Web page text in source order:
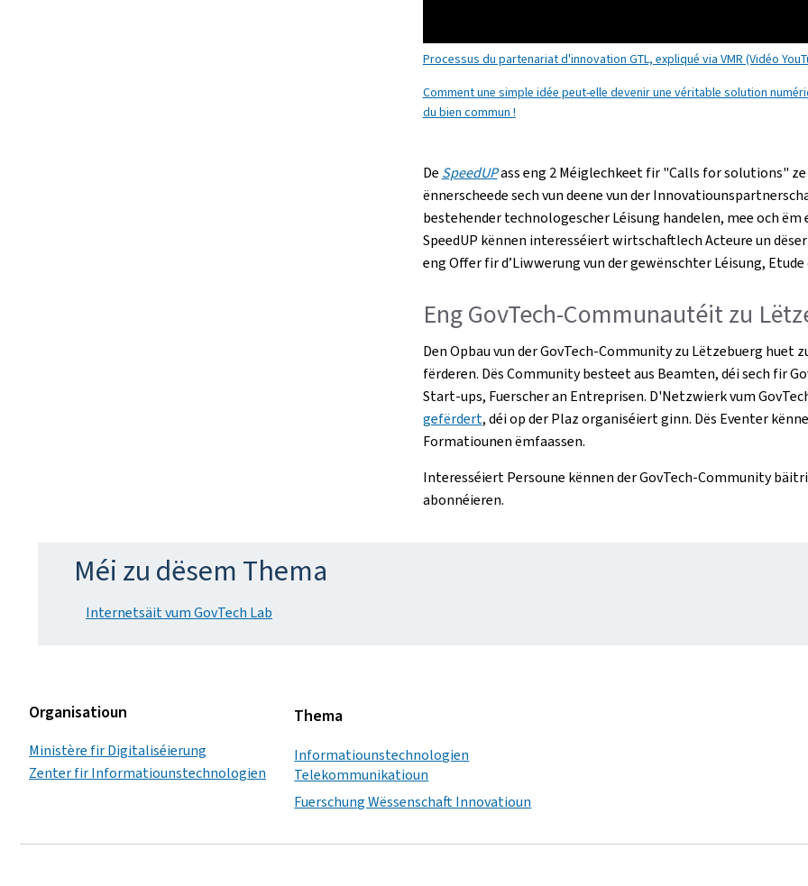
Processus du partenariat d'innovation GTL, expliqué via VMR (Vidéo
Comment une simple idée peut-elle devenir une véritable solution
du bien commun !
De SpeedUPass eng 2 Méiglechkeet fir "Calls for solutions" ze
ënnerscheede sech vun deene vun der
bestehender technologescher Léisung handelen, mee och
SpeedUP kënnen interesséiert wirtschaftlech Acteure un
eng Offer fir d’Liwwerung vun der gewënschter Léisung,
Eng GovTech-Communautéit zu
Den Opbau vun der GovTech-Community zu Lëtzebuerg
fërderen. Dës Community besteet aus Beamten, déi sech fir
Start-ups, Fuerscher an Entreprisen. D'Netzwierk vum
gefërdert, déi op der Plaz organiséiert ginn. Dës Eventer
Formatiounen ëmfaassen.
Interesséiert Persoune kënnen der GovTech-Community
abonnéieren.
Méi zu dësem Thema
Internetsäit vum GovTech Lab
Organisatioun
Ministère fir Digitaliséierung
Zenter fir Informatiounstechnologien
Thema
Informatiounstechnologien
Telekommunikatioun
Fuerschung Wëssenschaft Innovatioun